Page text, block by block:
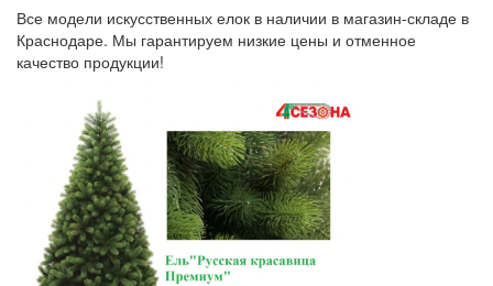
Все модели искусственных елок в наличии в магазин-складе в
Краснодаре. Мы гарантируем низкие цены и отменное
качество продукции!